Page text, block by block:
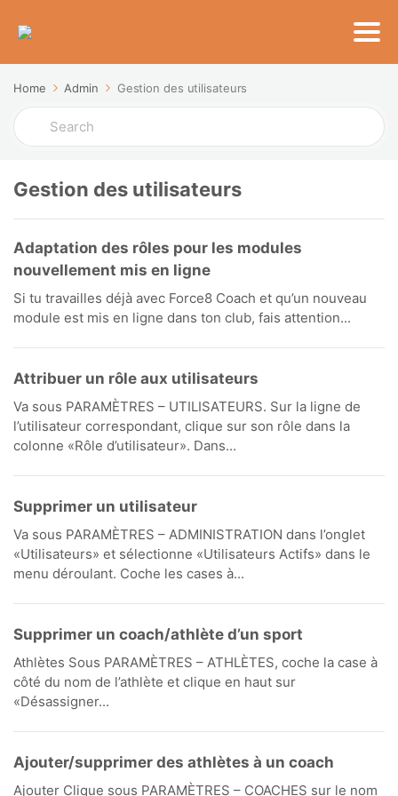
Home Admin Gestion des utilisateurs
Search
For
Gestion des utilisateurs
Adaptation des rôles pour les modules
nouvellement mis en ligne
Si tu travailles déjà avec Force8 Coach et qu’un nouveau
module est mis en ligne dans ton club, fais attention...
Attribuer un rôle aux utilisateurs
Va sous PARAMÈTRES – UTILISATEURS. Sur la ligne de
l’utilisateur correspondant, clique sur son rôle dans la
colonne «Rôle d’utilisateur». Dans...
Supprimer un utilisateur
Va sous PARAMÈTRES – ADMINISTRATION dans l’onglet
«Utilisateurs» et sélectionne «Utilisateurs Actifs» dans le
menu déroulant. Coche les cases à...
Supprimer un coach/athlète d’un sport
Athlètes Sous PARAMÈTRES – ATHLÈTES, coche la case à
côté du nom de l’athlète et clique en haut sur
«Désassigner...
Ajouter/supprimer des athlètes à un coach
Ajouter Clique sous PARAMÈTRES – COACHES sur le nom